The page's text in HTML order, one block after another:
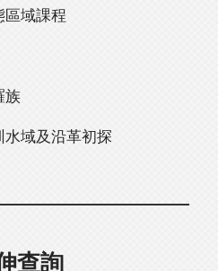
區域課程
族
水域及沿革初探
查詢